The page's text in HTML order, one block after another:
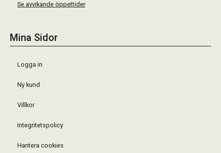
Se avvikande öppettider
Mina Sidor
Logga in
Ny kund
Villkor
Integritetspolicy
Hantera cookies